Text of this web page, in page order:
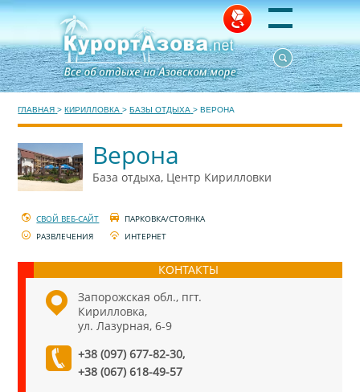
ГЛАВНАЯ >КИРИЛЛОВКА >БАЗЫ ОТДЫХА >ВЕРОНА
Верона
База отдыха, Центр Кирилловки
СВОЙ ВЕБ-САЙТ
ПАРКОВКА/СТОЯНКА
РАЗВЛЕЧЕНИЯ
ИНТЕРНЕТ
КОНТАКТЫ
Запорожская обл., пгт.
Кирилловка,
ул. Лазурная, 6-9
+38 (097) 677-82-30,
+38 (067) 618-49-57